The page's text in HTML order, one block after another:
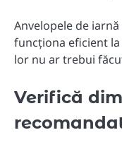
Anvelopele de
funcționa eficient
lor nu ar trebui
Verifică